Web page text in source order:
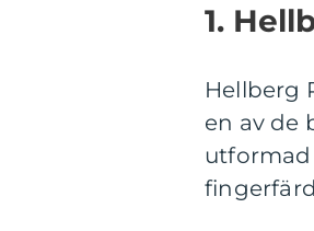
1.
Hellberg
en av de
utformad